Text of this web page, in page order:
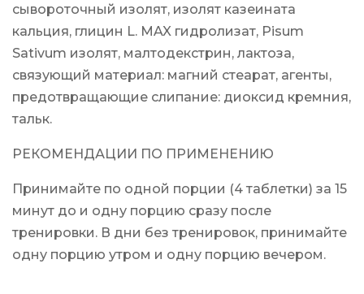
сывороточный изолят, изолят казеината
кальция, глицин L. MAX гидролизат, Pisum
Sativum изолят, малтодекстрин, лактоза,
связующий материал: магний стеарат, агенты,
предотвращающие слипание: диоксид кремния,
тальк.
РЕКОМЕНДАЦИИ ПО ПРИМЕНЕНИЮ
Принимайте по одной порции (4 таблетки) за 15
минут до и одну порцию сразу после
тренировки. В дни без тренировок, принимайте
одну порцию утром и одну порцию вечером.